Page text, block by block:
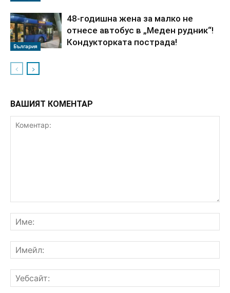
България
48-годишна жена за малко не
отнесе автобус в „Меден рудник“!
Кондукторката пострада!
ВАШИЯТ КОМЕНТАР